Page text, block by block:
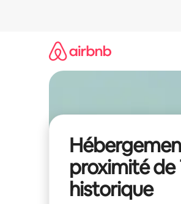
proximité de
historique